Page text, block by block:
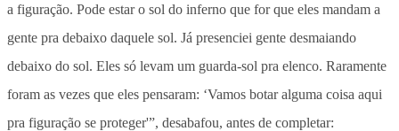
a figuração. Pode estar o sol do inferno que for que eles mandam a
gente pra debaixo daquele sol. Já presenciei gente desmaiando
debaixo do sol. Eles só levam um guarda-sol pra elenco. Raramente
foram as vezes que eles pensaram: ‘Vamos botar alguma coisa aqui
pra figuração se proteger'”, desabafou, antes de completar: